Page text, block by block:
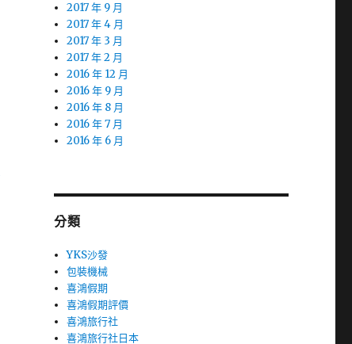
2017 年 9 月
2017 年 4 月
2017 年 3 月
2017 年 2 月
2016 年 12 月
2016 年 9 月
2016 年 8 月
2016 年 7 月
2016 年 6 月
分類
YKS沙發
包裝機械
喜鴻假期
喜鴻假期評價
喜鴻旅行社
喜鴻旅行社日本